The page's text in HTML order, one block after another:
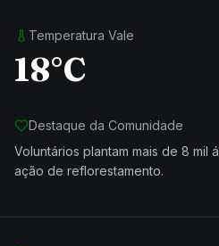
Temperatura Vale
18°C
Destaque da Comunidade
Voluntários plantam mais de 8 mil
ação de reflorestamento.